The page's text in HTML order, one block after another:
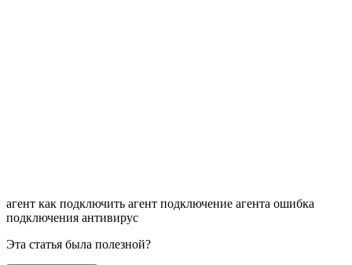
агент как подключить агент подключение агента ошибка
подключения антивирус
Эта статья была полезной?